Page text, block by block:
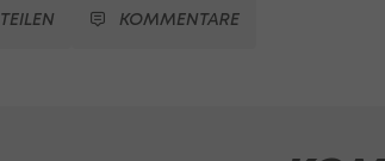
TEILEN KOMMENTARE